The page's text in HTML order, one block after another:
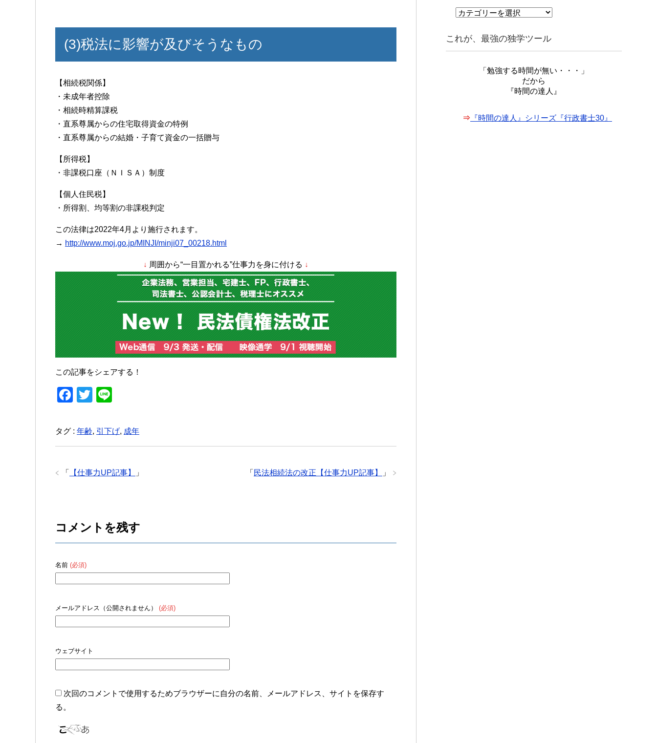
(3)税法に影響が及びそうなもの
【相続税関係】
・未成年者控除
・相続時精算課税
・直系尊属からの住宅取得資金の特例
・直系尊属からの結婚・子育て資金の一括贈与
【所得税】
・非課税口座（ＮＩＳＡ）制度
【個人住民税】
・所得割、均等割の非課税判定
この法律は2022年4月より施行されます。
→ http://www.moj.go.jp/MINJI/minji07_00218.html
↓ 周囲から“一目置かれる”仕事力を身に付ける ↓
この記事をシェアする！
F
c
e
o
T
tt
er
e
タグ : 年齢, 引下げ, 成年
「 民法相続法の改正【仕事力UP記事】 」
「 【仕事力UP記事】 」
コメントを残す
名前 (必須)
メールアドレス（公開されません） (必須)
ウェブサイト
次回のコメントで使用するためブラウザーに自分の名前、メールアドレス、サイトを保存す
る。
カ
リ
ー
これが、最強の独学ツール
「勉強する時間が無い・・・」
だから
『時間の達人』
⇒ 『時間の達人』シリーズ『行政書士30』